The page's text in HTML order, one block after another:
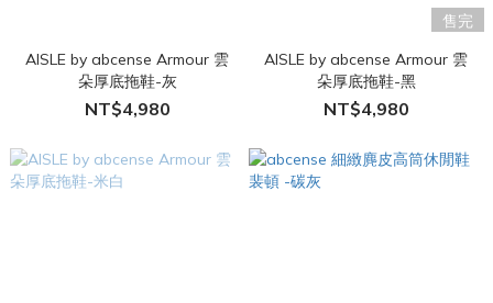
AISLE by abcense Armour 雲
朵厚底拖鞋-灰
NT$4,980
售完
AISLE by abcense Armour 雲
朵厚底拖鞋-黑
NT$4,980